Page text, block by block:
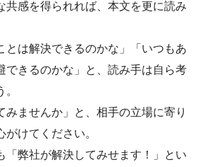
共感を得られれば、本文を更に読み
とは解決できるのかな」「いつもあ
できるのかな」と、読み手は自ら考
みませんか」と、相手の立場に寄り
けてください。
「弊社が解決してみせます！」とい